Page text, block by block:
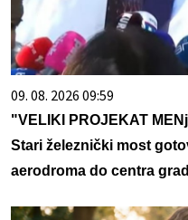
09. 08. 2026 09:59
"VELIKI PROJEKAT
Stari železnički most
aerodroma do centra